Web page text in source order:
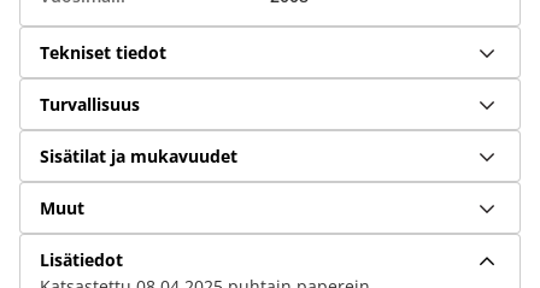
Tekniset tiedot
Turvallisuus
Sisätilat ja mukavuudet
Muut
Lisätiedot